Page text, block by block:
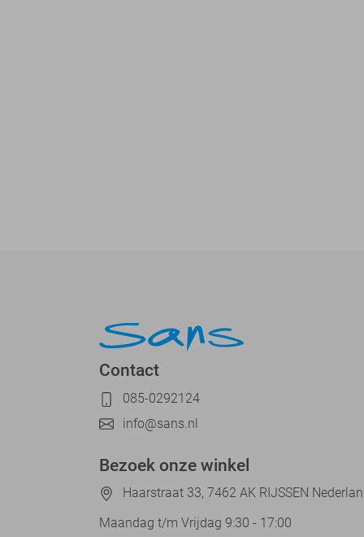
Contact
085-0292124
info@sans.nl
Bezoek onze winkel
Haarstraat 33, 7462 AK RIJSSEN
Maandag t/m Vrijdag 9:30 - 17:00